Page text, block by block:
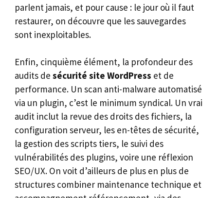
parlent jamais, et pour cause : le jour où il faut
restaurer, on découvre que les sauvegardes
sont inexploitables.
Enfin, cinquième élément, la profondeur des
audits de sécurité site WordPress et de
performance. Un scan anti-malware automatisé
via un plugin, c’est le minimum syndical. Un vrai
audit inclut la revue des droits des fichiers, la
configuration serveur, les en-têtes de sécurité,
la gestion des scripts tiers, le suivi des
vulnérabilités des plugins, voire une réflexion
SEO/UX. On voit d’ailleurs de plus en plus de
structures combiner maintenance technique et